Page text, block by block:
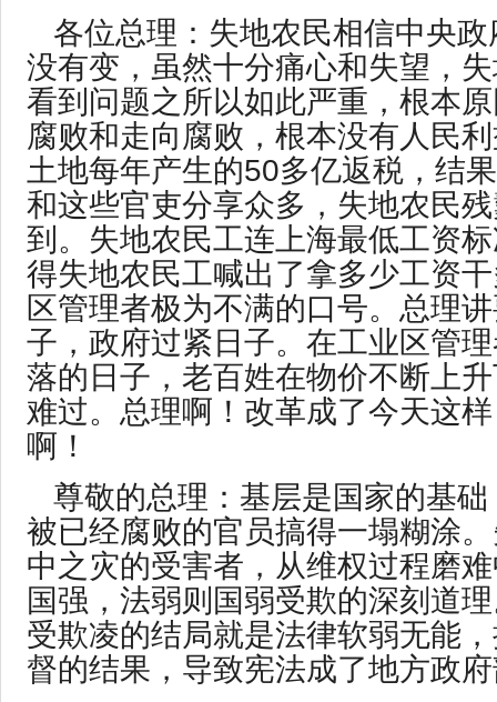
各位总理：失地农民相信中央
没有变，虽然十分痛心和失望，
看到问题之所以如此严重，根本
腐败和走向腐败，根本没有人民
土地每年产生的50多亿返税，结
和这些官吏分享众多，失地农民
到。失地农民工连上海最低工资
得失地农民工喊出了拿多少工资
区管理者极为不满的口号。总理
子，政府过紧日子。在工业区管
落的日子，老百姓在物价不断上
难过。总理啊！改革成了今天这
啊！
尊敬的总理：基层是国家的基
被已经腐败的官员搞得一塌糊涂
中之灾的受害者，从维权过程磨
国强，法弱则国弱受欺的深刻道
受欺凌的结局就是法律软弱无能
督的结果，导致宪法成了地方政